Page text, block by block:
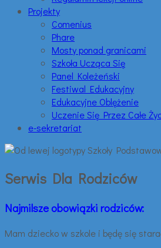
Projekty
Comenius
Phare
Mosty ponad granicami
Szkoła Ucząca Się
Panel Koleżeński
Festiwal Edukacyjny
Edukacyjne Oblężenie
Uczenie Się Przez Całe
e-sekretariat
Serwis Dla Rodziców
Najmilsze obowiązki rodziców:
Mam dziecko w szkole i będę się